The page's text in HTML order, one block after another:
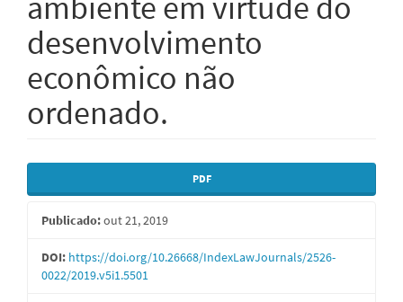
desenvolvimento
econômico não
ordenado.
Barra
lateral
de
artigos
PDF
Publicado:out 21, 2019
DOI: https://doi.org/10.26668/IndexLawJournals/2526-
0022/2019.v5i1.5501